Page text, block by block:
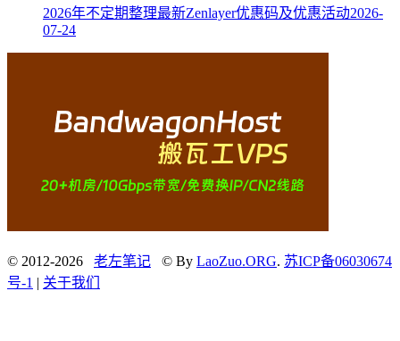
2026年不定期整理最新Zenlayer优惠码及优惠活动2026-
07-24
© 2012-2026 老左笔记 © By LaoZuo.ORG. 苏ICP备06030674
号-1 | 关于我们